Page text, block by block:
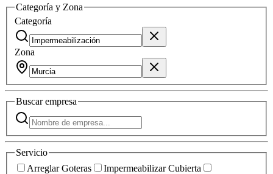
Categoría y Zona
Categoría
Zona
Buscarempresa
Servicio
Arreglar Goteras
Impermeabilizar Cubierta